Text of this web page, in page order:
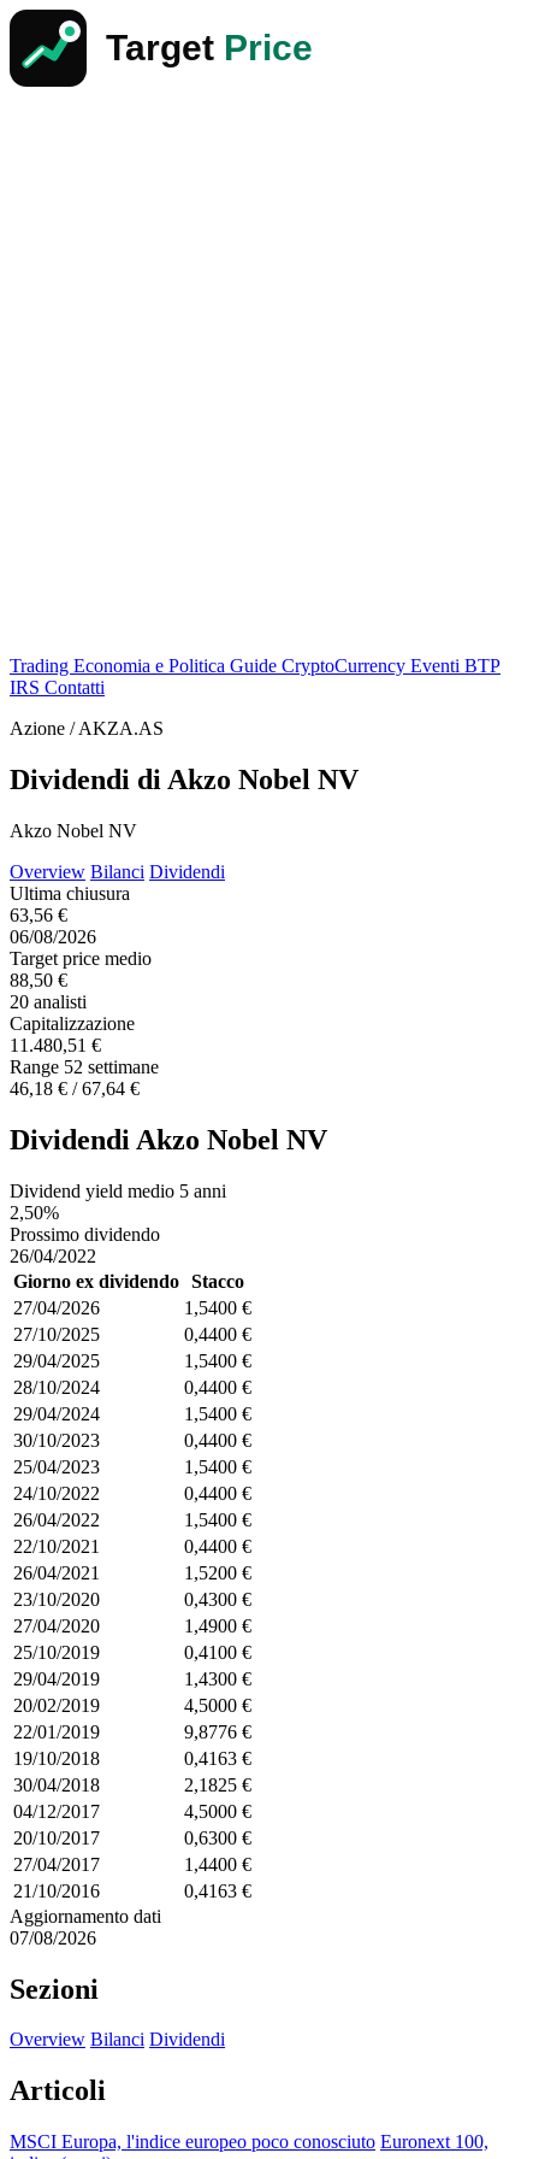
Trading Economia e Politica Guide CryptoCurrency Eventi BTP
IRS Contatti
Azione / AKZA.AS
Dividendi di Akzo Nobel NV
Akzo Nobel NV
Overview Bilanci Dividendi
Ultima chiusura
63,56 €
06/08/2026
Target price medio
88,50 €
20 analisti
Capitalizzazione
11.480,51 €
Range 52 settimane
46,18 € / 67,64 €
Dividendi Akzo Nobel NV
Dividend yield medio 5 anni
2,50%
Prossimo dividendo
26/04/2022
Giorno ex dividendo Stacco
27/04/2026
1,5400 €
27/10/2025
0,4400 €
29/04/2025
1,5400 €
28/10/2024
0,4400 €
29/04/2024
1,5400 €
30/10/2023
0,4400 €
25/04/2023
1,5400 €
24/10/2022
0,4400 €
26/04/2022
1,5400 €
22/10/2021
0,4400 €
26/04/2021
1,5200 €
23/10/2020
0,4300 €
27/04/2020
1,4900 €
25/10/2019
0,4100 €
29/04/2019
1,4300 €
20/02/2019
4,5000 €
22/01/2019
9,8776 €
19/10/2018
0,4163 €
30/04/2018
2,1825 €
04/12/2017
4,5000 €
20/10/2017
0,6300 €
27/04/2017
1,4400 €
21/10/2016
0,4163 €
Aggiornamento dati
07/08/2026
Sezioni
Overview Bilanci Dividendi
Articoli
MSCI Europa, l'indice europeo poco conosciuto Euronext 100,